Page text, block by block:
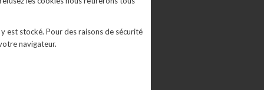
est stocké. Pour des raisons de sécurité
navigateur.